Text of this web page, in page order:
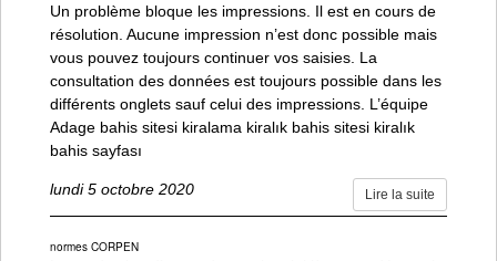
Un problème bloque les impressions. Il est en cours de
résolution. Aucune impression n’est donc possible mais
vous pouvez toujours continuer vos saisies. La
consultation des données est toujours possible dans les
différents onglets sauf celui des impressions. L’équipe
Adage bahis sitesi kiralama kiralık bahis sitesi kiralık
bahis sayfası
lundi 5 octobre 2020 Lire la suite
normes CORPEN